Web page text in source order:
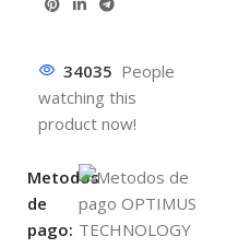
34035 People
watching this
product now!
Metodos
de
pago: